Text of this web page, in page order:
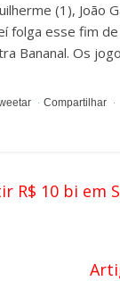
(1), João
folga esse fim
Bananal. Os
R$ 10 bi em